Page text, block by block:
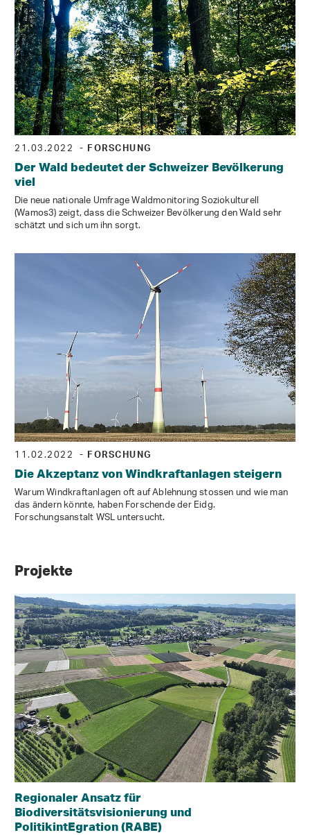
21.03.2022 - FORSCHUNG
Der Wald bedeutet der Schweizer Bevölkerung
viel
Die neue nationale Umfrage Waldmonitoring Soziokulturell
(Wamos3) zeigt, dass die Schweizer Bevölkerung den Wald sehr
schätzt und sich um ihn sorgt.
11.02.2022 - FORSCHUNG
Die Akzeptanz von Windkraftanlagen steigern
Warum Windkraftanlagen oft auf Ablehnung stossen und wie man
das ändern könnte, haben Forschende der Eidg.
Forschungsanstalt WSL untersucht.
Projekte
Regionaler Ansatz für
Biodiversitätsvisionierung und
PolitikintEgration (RABE)